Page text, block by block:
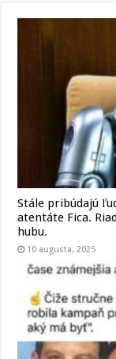
Stále pribúdajú
atentáte Fica.
hubu.
10 augusta, 2025